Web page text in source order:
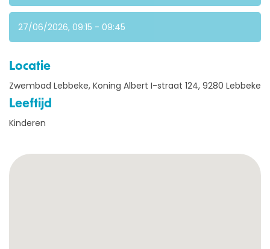
OVER ONS
27/06/2026, 09:15 - 09:45
Locatie
Zwembad Lebbeke, Koning Albert I-straat 124, 9280 Lebbeke
Leeftijd
Kinderen